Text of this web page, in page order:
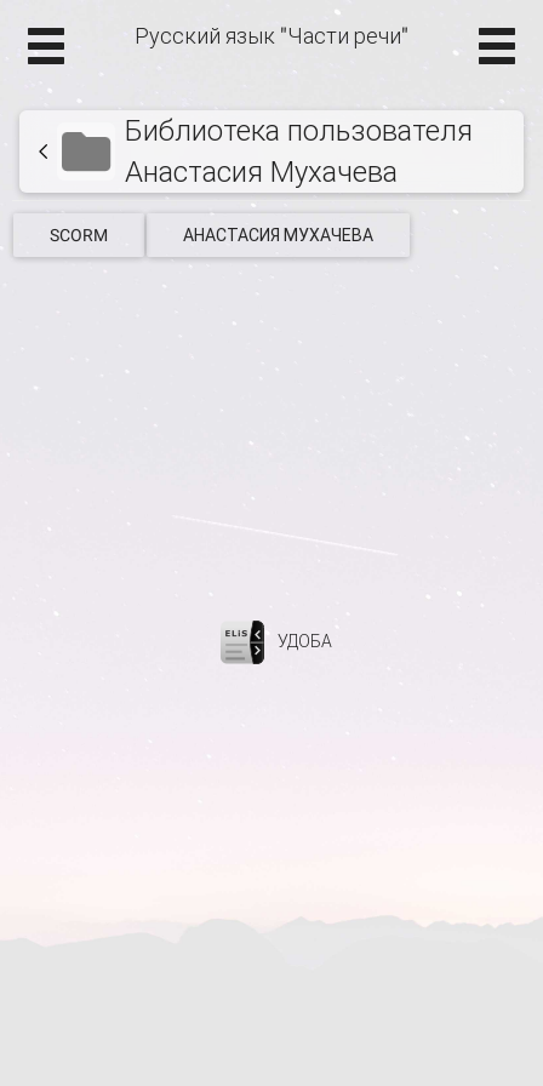
Русский язык "Части речи"
Библиотека пользователя
Анастасия Мухачева
SCORM АНАСТАСИЯ МУХАЧЕВА
УДОБА